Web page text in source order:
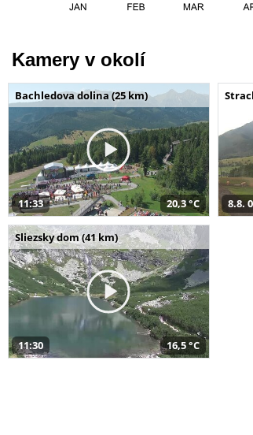
Kamery v okolí
Bachledova dolina (25 km)
11:33 20,3 °C 8.8.
Sliezsky dom (41 km)
11:30 16,5 °C